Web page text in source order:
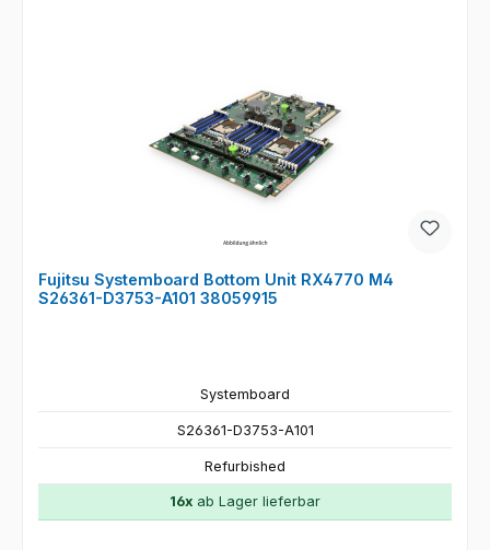
Fujitsu Systemboard Bottom Unit RX4770 M4
S26361-D3753-A101 38059915
Systemboard
S26361-D3753-A101
Refurbished
16x ab Lager lieferbar